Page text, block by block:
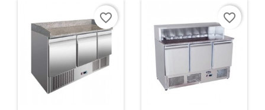
favorite_border favorite_border